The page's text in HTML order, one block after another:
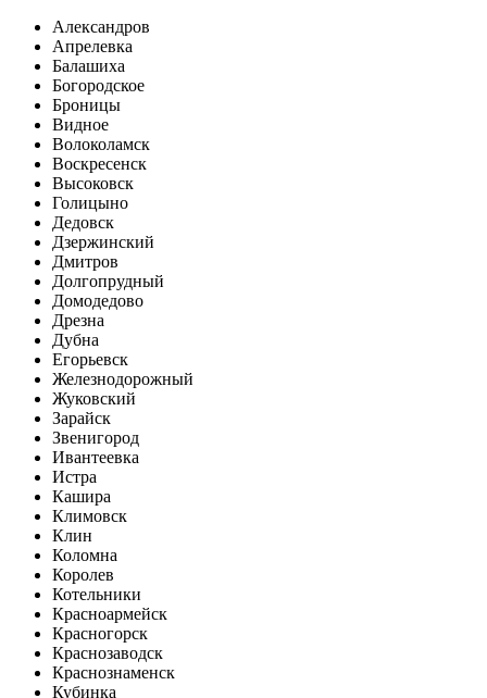
Александров
Апрелевка
Балашиха
Богородское
Броницы
Видное
Волоколамск
Воскресенск
Высоковск
Голицыно
Дедовск
Дзержинский
Дмитров
Долгопрудный
Домодедово
Дрезна
Дубна
Егорьевск
Железнодорожный
Жуковский
Зарайск
Звенигород
Ивантеевка
Истра
Кашира
Климовск
Клин
Коломна
Королев
Котельники
Красноармейск
Красногорск
Краснозаводск
Краснознаменск
Кубинка